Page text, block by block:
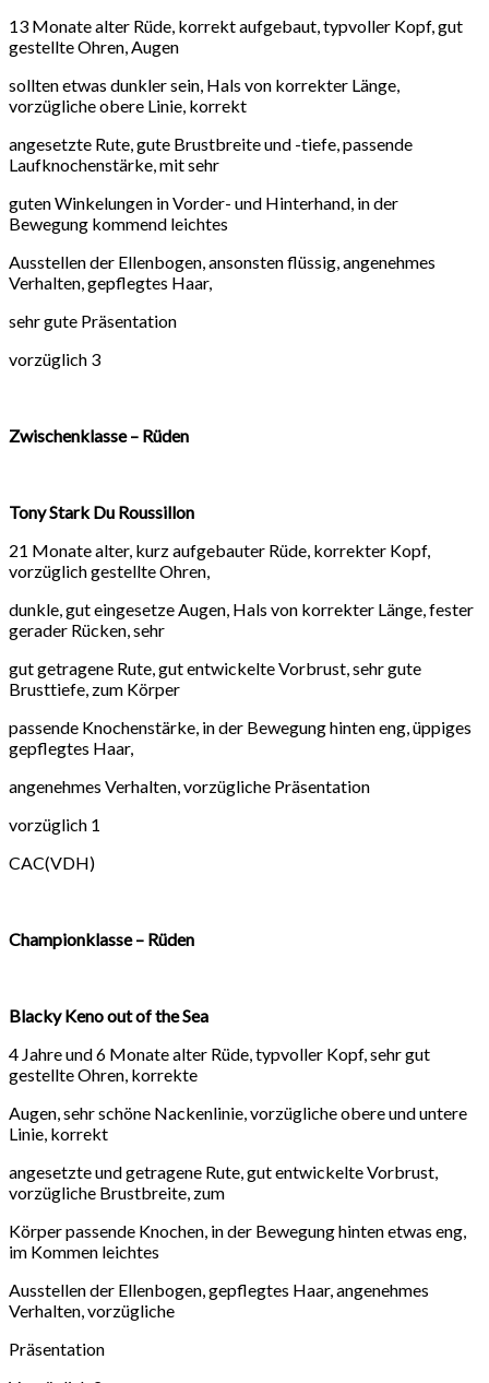
13 Monate alter Rüde, korrekt aufgebaut, typvoller Kopf, gut
gestellte Ohren, Augen
sollten etwas dunkler sein, Hals von korrekter Länge,
vorzügliche obere Linie, korrekt
angesetzte Rute, gute Brustbreite und -tiefe, passende
Laufknochenstärke, mit sehr
guten Winkelungen in Vorder- und Hinterhand, in der
Bewegung kommend leichtes
Ausstellen der Ellenbogen, ansonsten flüssig, angenehmes
Verhalten, gepflegtes Haar,
sehr gute Präsentation
vorzüglich 3
Zwischenklasse – Rüden
Tony Stark Du Roussillon
21 Monate alter, kurz aufgebauter Rüde, korrekter Kopf,
vorzüglich gestellte Ohren,
dunkle, gut eingesetze Augen, Hals von korrekter Länge, fester
gerader Rücken, sehr
gut getragene Rute, gut entwickelte Vorbrust, sehr gute
Brusttiefe, zum Körper
passende Knochenstärke, in der Bewegung hinten eng, üppiges
gepflegtes Haar,
angenehmes Verhalten, vorzügliche Präsentation
vorzüglich 1
CAC(VDH)
Championklasse – Rüden
Blacky Keno out of the Sea
4 Jahre und 6 Monate alter Rüde, typvoller Kopf, sehr gut
gestellte Ohren, korrekte
Augen, sehr schöne Nackenlinie, vorzügliche obere und untere
Linie, korrekt
angesetzte und getragene Rute, gut entwickelte Vorbrust,
vorzügliche Brustbreite, zum
Körper passende Knochen, in der Bewegung hinten etwas eng,
im Kommen leichtes
Ausstellen der Ellenbogen, gepflegtes Haar, angenehmes
Verhalten, vorzügliche
Präsentation